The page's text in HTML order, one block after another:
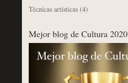
Técnicas artísticas(4)
Mejor blog de Cultura 2020